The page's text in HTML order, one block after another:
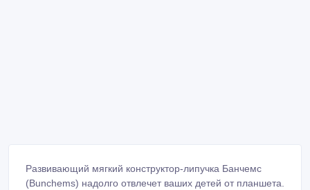
Развивающий мягкий конструктор-липучка Банчемс
(Bunchems) надолго отвлечет ваших детей от планшета.